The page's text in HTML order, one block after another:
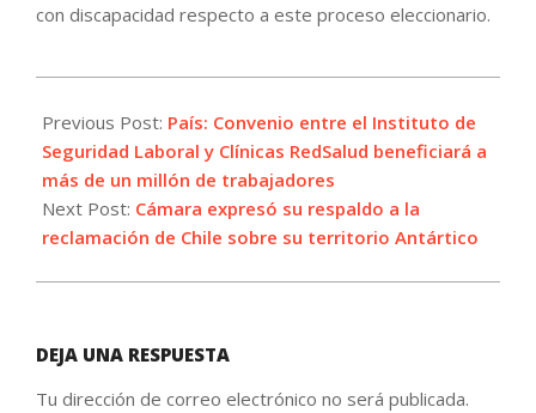
con discapacidad respecto a este proceso eleccionario.
05-
04
Previous Post: País: Convenio entre el Instituto de
Seguridad Laboral y Clínicas RedSalud beneficiará a
más de un millón de trabajadores
Next Post: Cámara expresó su respaldo a la
reclamación de Chile sobre su territorio Antártico
DEJA UNA RESPUESTA
Tu dirección de correo electrónico no será publicada.